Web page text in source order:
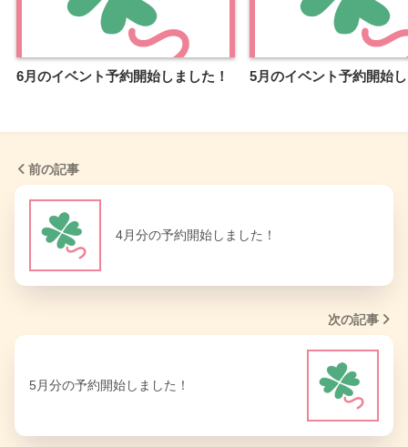
6月のイベント予約開始しました！ 5月のイベント予約開始
前の記事
4月分の予約開始しました！
次の記事
5月分の予約開始しました！